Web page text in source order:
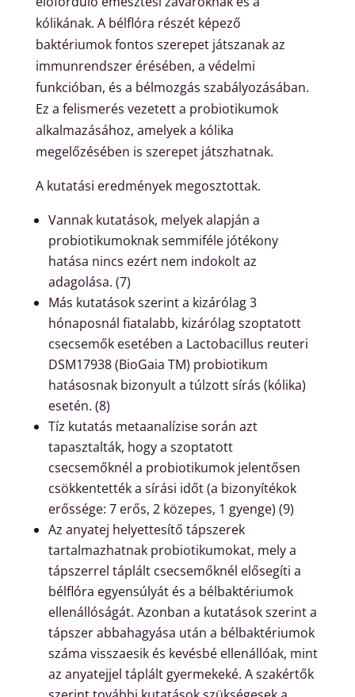
kólikának. A bélflóra részét képező
baktériumok fontos szerepet játszanak az
immunrendszer érésében, a védelmi
funkcióban, és a bélmozgás szabályozásában.
Ez a felismerés vezetett a probiotikumok
alkalmazásához, amelyek a kólika
megelőzésében is szerepet játszhatnak.
A kutatási eredmények megosztottak.
Vannak kutatások, melyek alapján a
probiotikumoknak semmiféle jótékony
hatása nincs ezért nem indokolt az
adagolása. (7)
Más kutatások szerint a kizárólag 3
hónaposnál fiatalabb, kizárólag szoptatott
csecsemők esetében a Lactobacillus reuteri
DSM17938 (BioGaia TM) probiotikum
hatásosnak bizonyult a túlzott sírás (kólika)
esetén. (8)
Tíz kutatás metaanalízise során azt
tapasztalták, hogy a szoptatott
csecsemőknél a probiotikumok jelentősen
csökkentették a sírási időt (a bizonyítékok
erőssége: 7 erős, 2 közepes, 1 gyenge) (9)
Az anyatej helyettesítő tápszerek
tartalmazhatnak probiotikumokat, mely a
tápszerrel táplált csecsemőknél elősegíti a
bélflóra egyensúlyát és a bélbaktériumok
ellenállóságát. Azonban a kutatások szerint a
tápszer abbahagyása után a bélbaktériumok
száma visszaesik és kevésbé ellenállóak, mint
az anyatejjel táplált gyermekeké. A szakértők